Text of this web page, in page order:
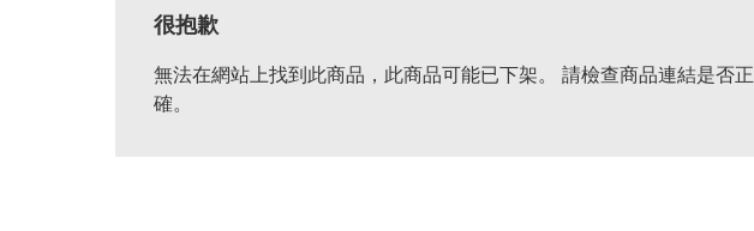
很抱歉
無法在網站上找到此商品，此商品可能已下架。 請檢查商品連結是否正
確。